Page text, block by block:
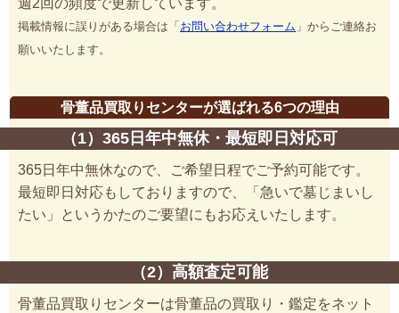
週2回の頻度で更新しています。
掲載情報に誤りがある場合は「 お問い合わせフォーム 」からご連絡お
願いいたします。
骨董品買取りセンターが選ばれる6つの理由
（1）365日年中無休・最短即日対応可
365日年中無休なので、ご希望日程でご予約可能です。
最短即日対応もしておりますので、「急いで墓じまいし
たい」というかたのご要望にもお応えいたします。
（2）高額査定可能
骨董品買取りセンターは骨董品の買取り・鑑定をネット